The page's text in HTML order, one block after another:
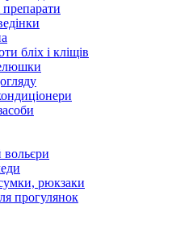
бліх і кліщів
рюкзаки
прогулянок